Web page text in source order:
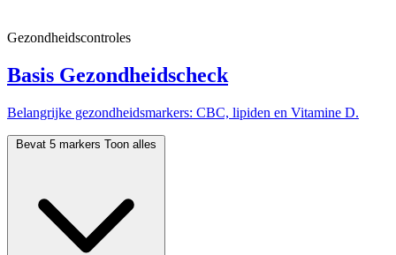
Gezondheidscontroles
Basis Gezondheidscheck
Belangrijke gezondheidsmarkers: CBC, lipiden en Vitamine D.
Bevat 5 markers Toon alles